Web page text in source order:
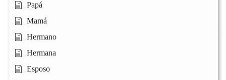
Papá
Mamá
Hermano
Hermana
Esposo